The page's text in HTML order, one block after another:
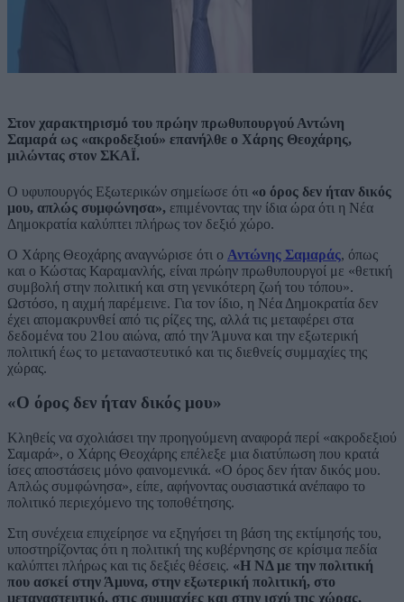
Στον χαρακτηρισμό του πρώην πρωθυπουργού Αντώνη
Σαμαρά ως «ακροδεξιού» επανήλθε ο Χάρης Θεοχάρης,
μιλώντας στον ΣΚΑΪ.
Ο υφυπουργός Εξωτερικών σημείωσε ότι «ο όρος δεν ήταν δικός
μου, απλώς συμφώνησα», επιμένοντας την ίδια ώρα ότι η Νέα
Δημοκρατία καλύπτει πλήρως τον δεξιό χώρο.
Ο Χάρης Θεοχάρης αναγνώρισε ότι ο Αντώνης Σαμαράς, όπως
και ο Κώστας Καραμανλής, είναι πρώην πρωθυπουργοί με «θετική
συμβολή στην πολιτική και στη γενικότερη ζωή του τόπου».
Ωστόσο, η αιχμή παρέμεινε. Για τον ίδιο, η Νέα Δημοκρατία δεν
έχει απομακρυνθεί από τις ρίζες της, αλλά τις μεταφέρει στα
δεδομένα του 21ου αιώνα, από την Άμυνα και την εξωτερική
πολιτική έως το μεταναστευτικό και τις διεθνείς συμμαχίες της
χώρας.
«Ο όρος δεν ήταν δικός μου»
Κληθείς να σχολιάσει την προηγούμενη αναφορά περί «ακροδεξιού
Σαμαρά», ο Χάρης Θεοχάρης επέλεξε μια διατύπωση που κρατά
ίσες αποστάσεις μόνο φαινομενικά. «Ο όρος δεν ήταν δικός μου.
Απλώς συμφώνησα», είπε, αφήνοντας ουσιαστικά ανέπαφο το
πολιτικό περιεχόμενο της τοποθέτησης.
Στη συνέχεια επιχείρησε να εξηγήσει τη βάση της εκτίμησής του,
υποστηρίζοντας ότι η πολιτική της κυβέρνησης σε κρίσιμα πεδία
καλύπτει πλήρως και τις δεξιές θέσεις. «Η ΝΔ με την πολιτική
που ασκεί στην Άμυνα, στην εξωτερική πολιτική, στο
μεταναστευτικό, στις συμμαχίες και στην ισχύ της χώρας,